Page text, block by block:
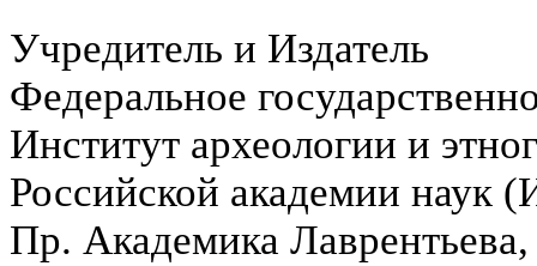
Учредитель и Издатель
Федеральное
Институт археологии и
Российской академии
Пр. Академика